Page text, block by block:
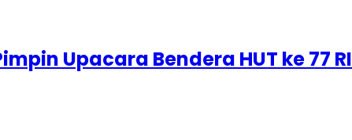
Upacara Bendera HUT ke 77 RI